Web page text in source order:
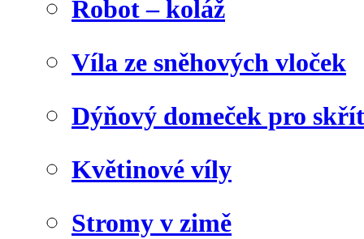
Robot – koláž
Víla ze sněhových vloček
Dýňový domeček pro
Květinové víly
Stromy v zimě